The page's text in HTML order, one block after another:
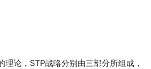
论，STP战略分别由三部分所组成，